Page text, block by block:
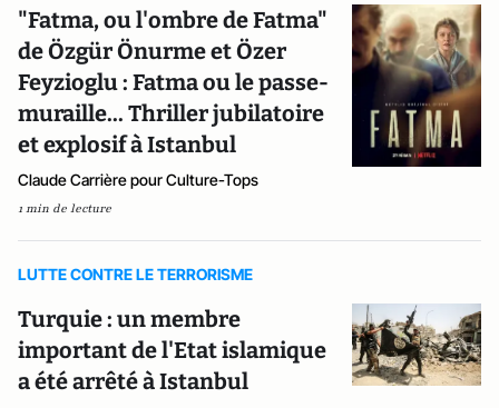
"Fatma, ou l'ombre de Fatma"
de Özgür Önurme et Özer
Feyzioglu : Fatma ou le passe-
muraille... Thriller jubilatoire
et explosif à Istanbul
Claude Carrière pour Culture-Tops
1 min de lecture
LUTTE CONTRE LE TERRORISME
Turquie : un membre
important de l'Etat islamique
a été arrêté à Istanbul